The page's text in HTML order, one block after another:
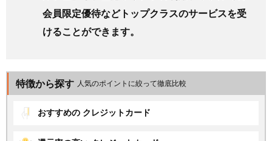
会員限定優待などトップクラスのサービスを受
けることができます。
特徴から探す 人気のポイントに絞って徹底比較
おすすめの クレジットカード